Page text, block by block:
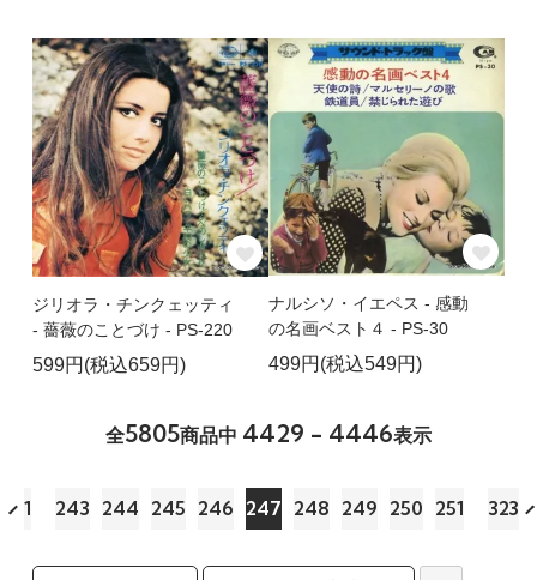
ジリオラ・チンクェッティ
- 薔薇のことづけ - PS-220
599円(税込659円)
ナルシソ・イエペス - 感動
の名画ベスト４ - PS-30
499円(税込549円)
全5805商品中 4429 - 4446表示
1 243 244 245 246 247 248 249 250 251 323
検索リストの選択